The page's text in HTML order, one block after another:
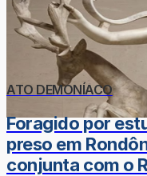
ATO DEMONÍACO
Foragido por
preso em
conjunta com o